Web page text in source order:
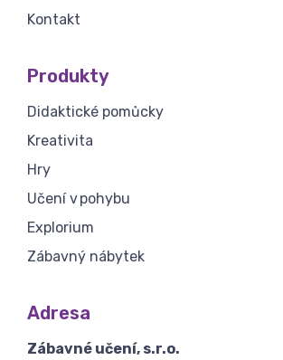
Kontakt
Produkty
Didaktické pomůcky
Kreativita
Hry
Učení v pohybu
Explorium
Zábavný nábytek
Adresa
Zábavné učení, s.r.o.